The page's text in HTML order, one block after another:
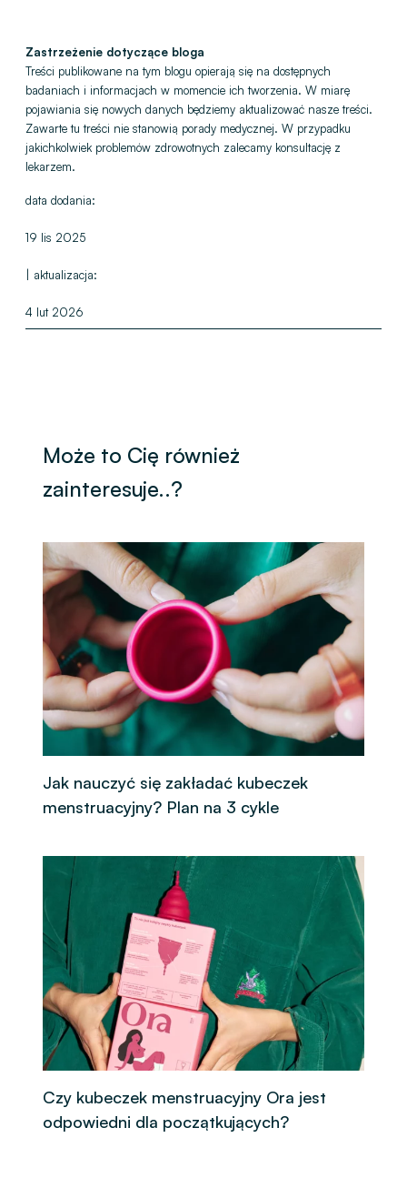
Zastrzeżenie dotyczące bloga
Treści publikowane na tym blogu opierają się na dostępnych
badaniach i informacjach w momencie ich tworzenia. W miarę
pojawiania się nowych danych będziemy aktualizować nasze treści.
Zawarte tu treści nie stanowią porady medycznej. W przypadku
jakichkolwiek problemów zdrowotnych zalecamy konsultację z
lekarzem.
data dodania:
19 lis 2025
| aktualizacja:
4 lut 2026
Może to Cię również
zainteresuje..?
Jak nauczyć się zakładać kubeczek
menstruacyjny? Plan na 3 cykle
Czy kubeczek menstruacyjny Ora jest
odpowiedni dla początkujących?